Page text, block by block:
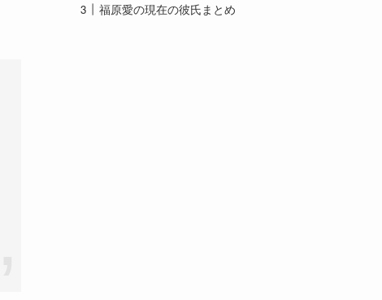
福原愛の現在の彼氏まとめ